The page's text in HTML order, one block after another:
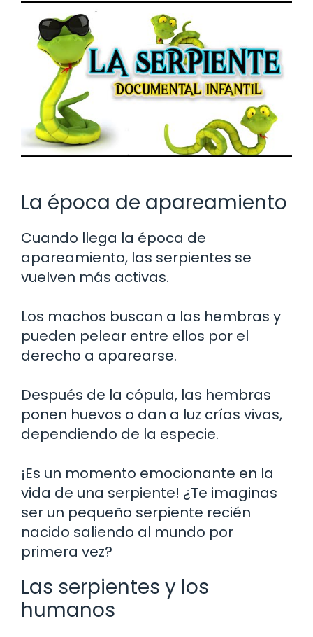
La época de apareamiento
Cuando llega la época de
apareamiento, las serpientes se
vuelven más activas.
Los machos buscan a las hembras y
pueden pelear entre ellos por el
derecho a aparearse.
Después de la cópula, las hembras
ponen huevos o dan a luz crías vivas,
dependiendo de la especie.
¡Es un momento emocionante en la
vida de una serpiente! ¿Te imaginas
ser un pequeño serpiente recién
nacido saliendo al mundo por
primera vez?
Las serpientes y los
humanos